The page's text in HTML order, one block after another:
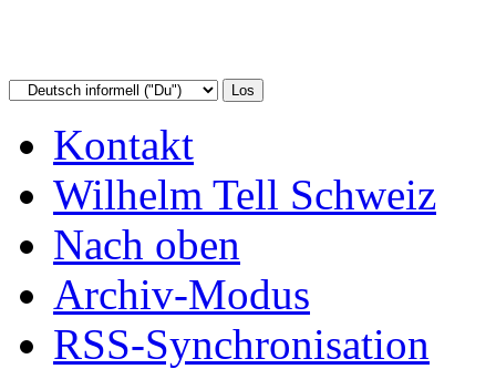
Kontakt
Wilhelm Tell Schweiz
Nach oben
Archiv-Modus
RSS-Synchronisation